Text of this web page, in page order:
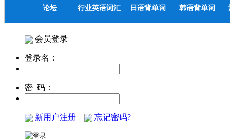
论坛
行业英语词汇 日语背单词 韩语背单词
会员登录
登录名：
密 码：
新用户注册 忘记密码?